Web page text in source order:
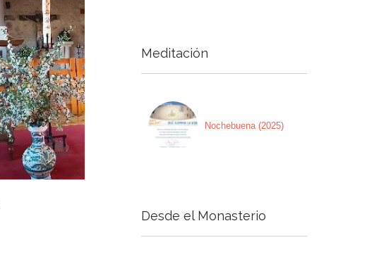
Meditación
Nochebuena (2025)
Desde el Monasterio